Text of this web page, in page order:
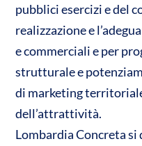
pubblici esercizi e del
realizzazione e
e commerciali e per
strutturale e
di marketing
dell’attrattività.
Lombardia Concreta si